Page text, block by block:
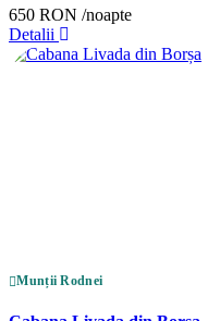
650 RON /noapte
Detalii
Munții Rodnei